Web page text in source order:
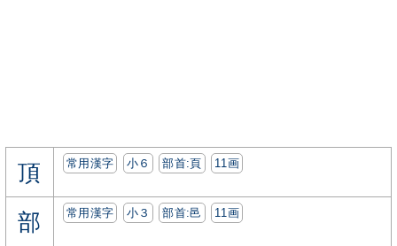
頂 常用漢字 小６ 部首:⾴ 11画
部 常用漢字 小３ 部首:⾢ 11画